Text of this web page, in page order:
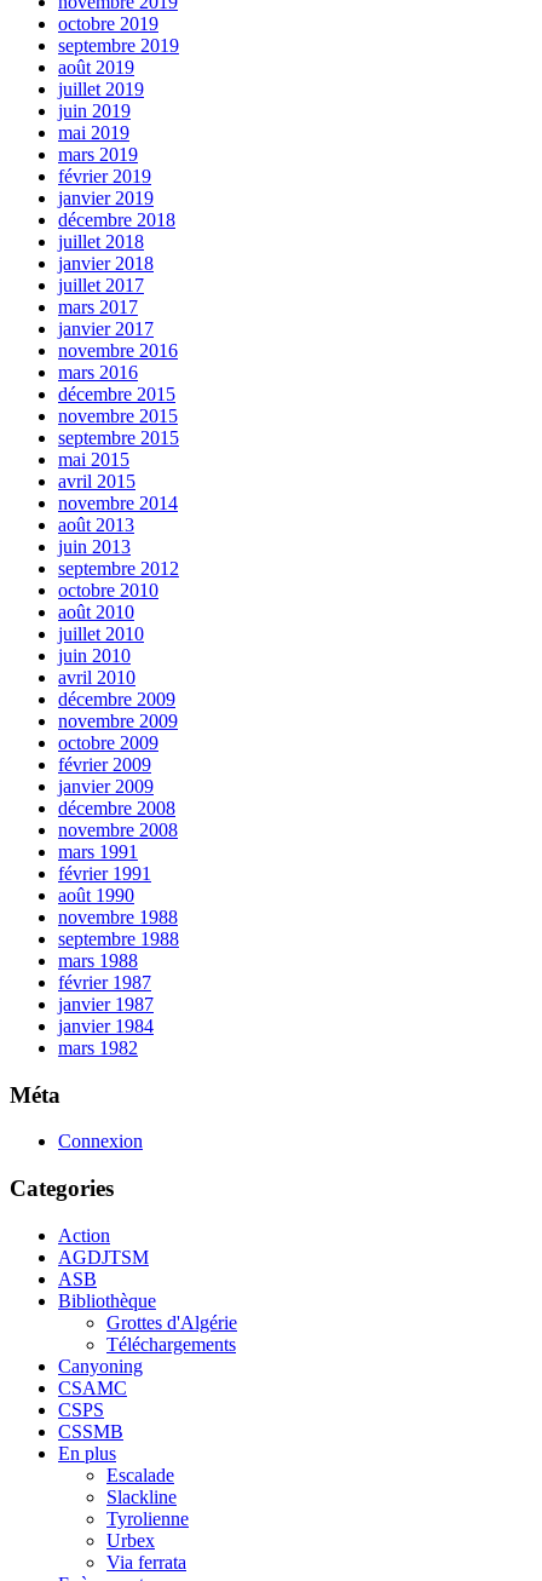
octobre 2019
septembre 2019
août 2019
juillet 2019
juin 2019
mai 2019
mars 2019
février 2019
janvier 2019
décembre 2018
juillet 2018
janvier 2018
juillet 2017
mars 2017
janvier 2017
novembre 2016
mars 2016
décembre 2015
novembre 2015
septembre 2015
mai 2015
avril 2015
novembre 2014
août 2013
juin 2013
septembre 2012
octobre 2010
août 2010
juillet 2010
juin 2010
avril 2010
décembre 2009
novembre 2009
octobre 2009
février 2009
janvier 2009
décembre 2008
novembre 2008
mars 1991
février 1991
août 1990
novembre 1988
septembre 1988
mars 1988
février 1987
janvier 1987
janvier 1984
mars 1982
Méta
Connexion
Categories
Action
AGDJTSM
ASB
Bibliothèque
Grottes d'Algérie
Téléchargements
Canyoning
CSAMC
CSPS
CSSMB
En plus
Escalade
Slackline
Tyrolienne
Urbex
Via ferrata